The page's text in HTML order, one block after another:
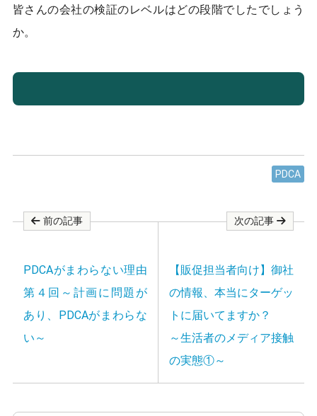
皆さんの会社の検証のレベルはどの段階でしたでしょう
か。
PDCA
前の記事
PDCAがまわらない理由
第４回～計画に問題が
あり、PDCAがまわらな
い～
次の記事
【販促担当者向け】御社
の情報、本当にターゲッ
トに届いてますか？
～生活者のメディア接触
の実態①～